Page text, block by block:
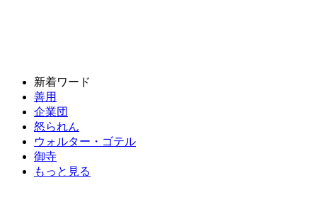
新着ワード
善用
企業団
怒られん
ウォルター・ゴテル
御寺
もっと見る